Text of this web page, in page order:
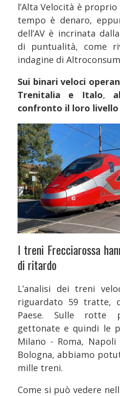
l’Alta Velocità è
tempo è denaro,
dell’AV è incrinata
di puntualità, come
indagine di
Sui binari veloci
Trenitalia e Italo,
confronto il loro
I treni Frecciarossa
di ritardo
L’analisi dei treni
riguardato 59 tratte,
Paese. Sulle rotte
gettonate e quindi le
Milano - Roma,
Bologna, abbiamo
mille treni.
Come si può vedere